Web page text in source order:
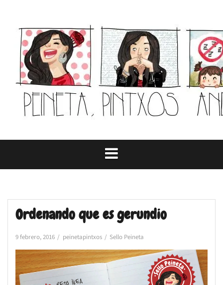
content
Ordenando que es gerundio
9 febrero, 2016 peinetapintxos Sello Peineta